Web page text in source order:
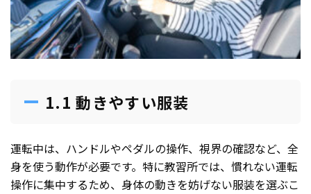
1.1 動きやすい服装
運転中は、ハンドルやペダルの操作、視界の確認など、全
身を使う動作が必要です。特に教習所では、慣れない運転
操作に集中するため、身体の動きを妨げない服装を選ぶこ